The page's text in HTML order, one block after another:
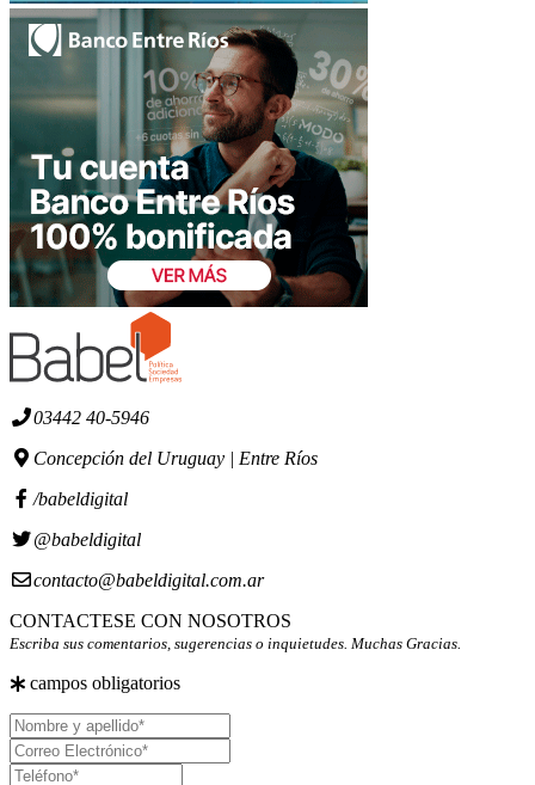
03442 40-5946
Concepción del Uruguay | Entre Ríos
/babeldigital
@babeldigital
contacto@babeldigital.com.ar
CONTACTESE CON NOSOTROS
Escriba sus comentarios, sugerencias o inquietudes. Muchas Gracias.
campos obligatorios
Nombre
y
apellido
Correo
Electrónico
Teléfono